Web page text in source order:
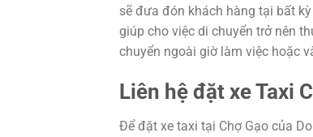
sẽ đưa đón khách hàng tại bất
giúp cho việc di chuyển trở nên
chuyển ngoài giờ làm việc hoặc
Liên hệ đặt xe Taxi
Để đặt xe taxi tại Chợ Gạo của